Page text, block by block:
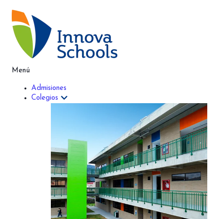
Menú
Admisiones
Colegios
Innova Schools